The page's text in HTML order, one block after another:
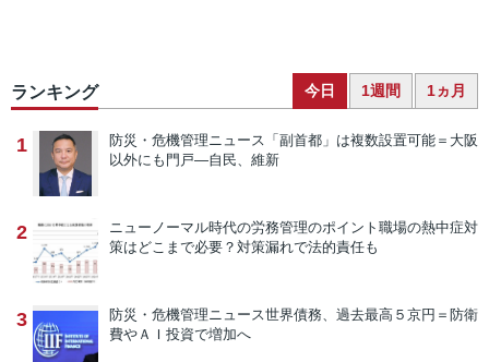
ランキング 今日 1週間 1ヵ月
1 防災・危機管理ニュース 「副首都」は複数設置可能＝大阪
以外にも門戸―自民、維新
2 ニューノーマル時代の労務管理のポイント 職場の熱中症対
策はどこまで必要？対策漏れで法的責任も
3 防災・危機管理ニュース世界債務、過去最高５京円＝防衛
費やＡＩ投資で増加へ